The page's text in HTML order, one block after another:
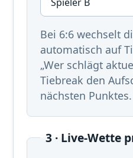
Bei 6:6 wechselt
automatisch auf
„Wer schlägt
Tiebreak den
nächsten Punktes.
3 · Live-Wette